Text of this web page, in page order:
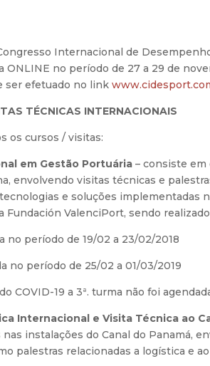
Internacional de
ONLINE no período de 27 a 29 de
ser efetuado no link
TÉCNICAS INTERNACIONAIS
os cursos / visitas:
em Gestão Portuária – consiste em
envolvendo visitas técnicas e
e soluções implementadas
Fundación ValenciPort, sendo
no período de 19/02 a 23/02/2018
no período de 25/02 a 01/03/2019
COVID-19 a 3ª. turma não foi
Internacional e Visita Técnica ao
instalações do Canal do Panamá,
palestras relacionadas a logística e